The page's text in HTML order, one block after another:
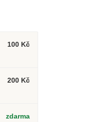
100 Kč
200 Kč
zdarma